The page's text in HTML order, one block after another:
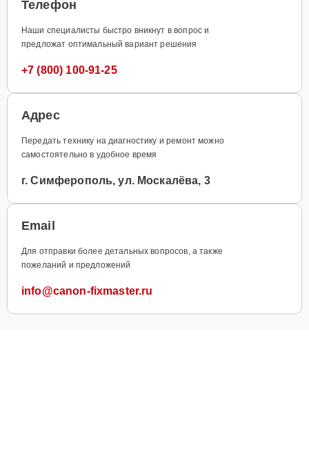
Телефон
Наши специалисты быстро вникнут в вопрос и
предложат оптимальный вариант решения
+7 (800) 100-91-25
Адрес
Передать технику на диагностику и ремонт можно
самостоятельно в удобное время
г. Симферополь, ул. Москалёва, 3
Email
Для отправки более детальных вопросов, а также
пожеланий и предложений
info@canon-fixmaster.ru